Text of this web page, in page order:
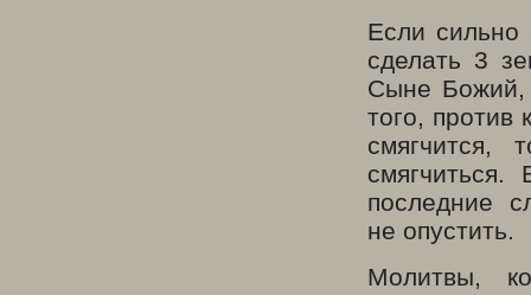
Если сильно
сделать 3
Сыне Божий,
того, против
смягчится,
последние
не опустить.
Молитвы,